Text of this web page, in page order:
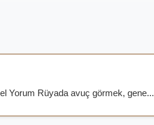
Yorum Rüyada avuç görmek, gene...